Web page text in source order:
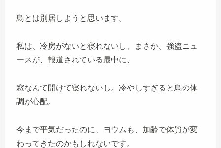
鳥とは別居しようと思います。
私は、冷房がないと寝れないし、まさか、強盗ニュ
ースが、報道されている最中に、
窓なんて開けて寝れないし。冷やしすぎると鳥の体
調が心配。
今まで平気だったのに、ヨウムも、加齢で体質が変
わってきたのかもしれないです。